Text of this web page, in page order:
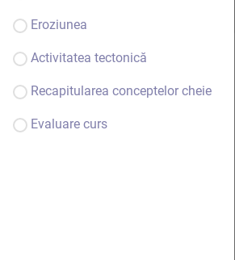
Eroziunea
Activitatea tectonică
Recapitularea conceptelor cheie
Evaluare curs